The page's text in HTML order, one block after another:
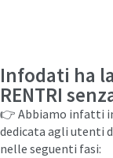
Infodati ha
RENTRI
👉 Abbiamo infatti
dedicata agli utenti
nelle seguenti fasi: